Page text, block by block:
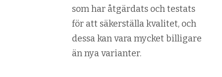
som har åtgärdats och testats
för att säkerställa kvalitet, och
dessa kan vara mycket billigare
än nya varianter.